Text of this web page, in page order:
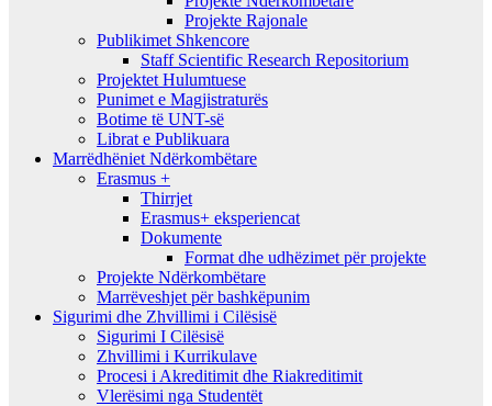
Projekte Rajonale
Publikimet Shkencore
Staff Scientific Research Repositorium
Projektet Hulumtuese
Punimet e Magjistraturës
Botime të UNT-së
Librat e Publikuara
Marrëdhëniet Ndërkombëtare
Erasmus +
Thirrjet
Erasmus+ eksperiencat
Dokumente
Format dhe udhëzimet për projekte
Projekte Ndërkombëtare
Marrëveshjet për bashkëpunim
Sigurimi dhe Zhvillimi i Cilësisë
Sigurimi I Cilësisë
Zhvillimi i Kurrikulave
Procesi i Akreditimit dhe Riakreditimit
Vlerësimi nga Studentët